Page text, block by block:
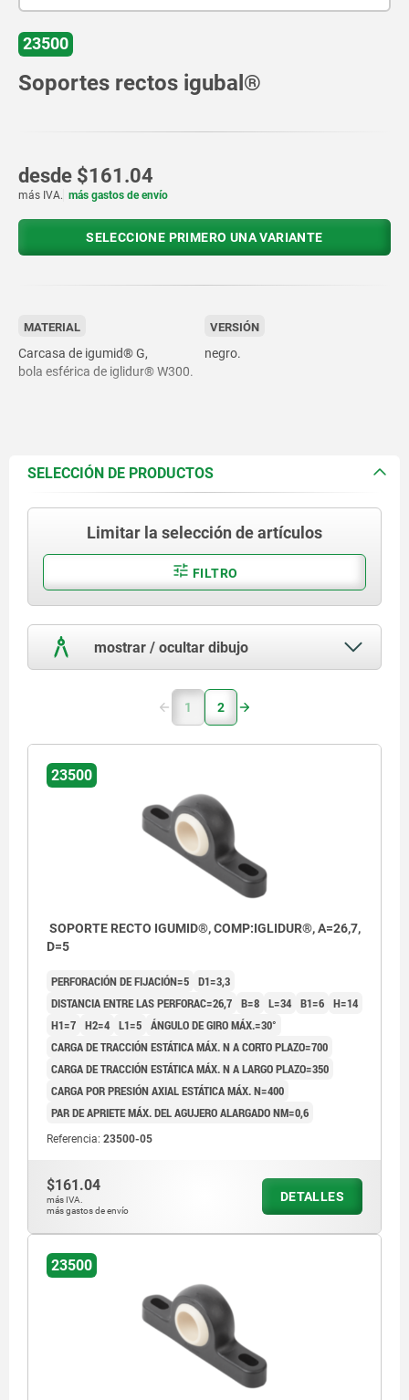
23500
Soportes rectos igubal®
desde $161.04
más IVA. más gastos de envío
SELECCIONE PRIMERO UNA VARIANTE
MATERIAL
Carcasa de igumid® G,
bola esférica de iglidur® W300.
VERSIÓN
negro.
SELECCIÓN DE PRODUCTOS
Limitar la selección de artículos
FILTRO
mostrar / ocultar dibujo
1 2
23500
SOPORTE RECTO IGUMID®, COMP:IGLIDUR®, A=26,7,
D=5
PERFORACIÓN DE FIJACIÓN=5 D1=3,3
DISTANCIA ENTRE LAS PERFORAC=26,7 B=8 L=34 B1=6 H=14
H1=7 H2=4 L1=5 ÁNGULO DE GIRO MÁX.=30°
CARGA DE TRACCIÓN ESTÁTICA MÁX. N A CORTO PLAZO=700
CARGA DE TRACCIÓN ESTÁTICA MÁX. N A LARGO PLAZO=350
CARGA POR PRESIÓN AXIAL ESTÁTICA MÁX. N=400
PAR DE APRIETE MÁX. DEL AGUJERO ALARGADO NM=0,6
Referencia: 23500-05
$161.04
más IVA.
más gastos de envío
DETALLES
23500